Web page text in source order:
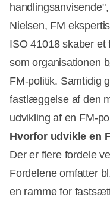
Nielsen, FM
ISO 41018 skaber
som organisationen
FM-politik. Samtidig
fastlæggelse af den
udvikling af en FM-
Hvorfor udvikle en
Der er flere fordele
Fordelene omfatter
en ramme for